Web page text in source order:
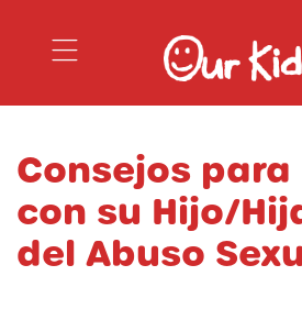
Our Kids
Consejos
con su Hijo/
del Abuso